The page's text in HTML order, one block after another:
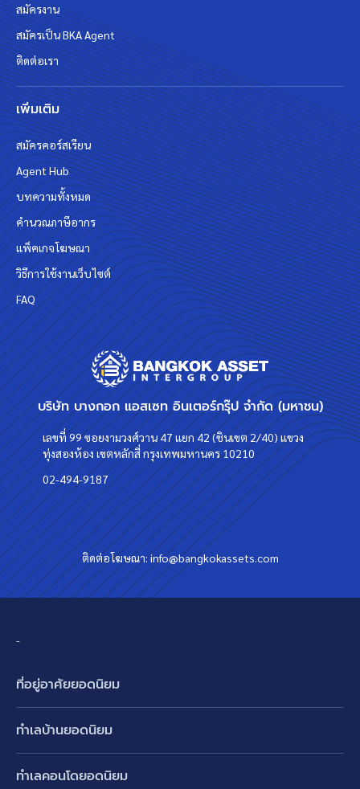
บริษัท บางกอก แอสเซท อินเตอร์กรุ๊ป จำกัด (มหาชน)
เลขที่ 99 ซอยงามวงศ์วาน 47 แยก 42 (ชินเขต 2/40) แขวง
ทุ่งสองห้อง เขตหลักสี่ กรุงเทพมหานคร 10210
02-494-9187
ติดต่อโฆษณา:info@bangkokassets.com
สมัครงาน
สมัครเป็น BKA Agent
ติดต่อเรา
เพิ่มเติม
สมัครคอร์สเรียน
Agent Hub
บทความทั้งหมด
คำนวณภาษีอากร
แพ็คเกจโฆษณา
วิธีการใช้งานเว็บไซต์
FAQ
-
ที่อยู่อาศัยยอดนิยม
ทาวน์เฮ้าส์ ทาวน์โฮม
ทำเลบ้านยอดนิยม
ทำเลคอนโดยอดนิยม